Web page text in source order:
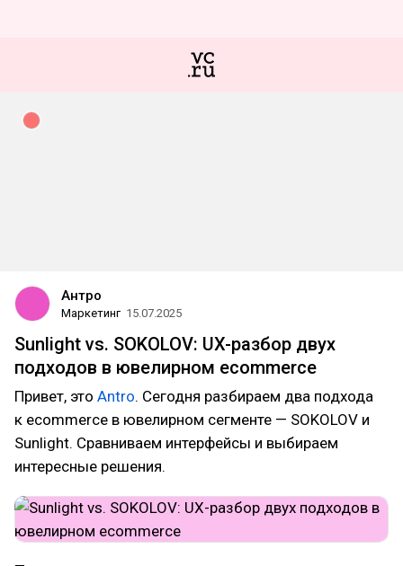
Антро
Маркетинг 15.07.2025
Sunlight vs. SOKOLOV: UX-разбор двух
подходов в ювелирном ecommerce
Привет, это Antro. Сегодня разбираем два подхода
к ecommerce в ювелирном сегменте — SOKOLOV и
Sunlight. Сравниваем интерфейсы и выбираем
интересные решения.